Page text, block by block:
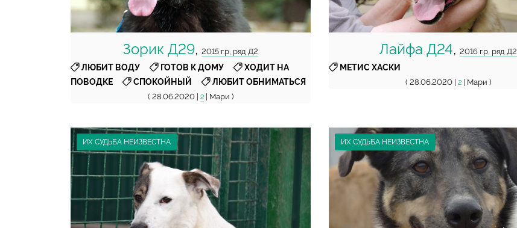
Зорик Д29, 2015 г.р, ряд Д2
ЛЮБИТ ВОДУ
ГОТОВ К ДОМУ
ХОДИТ НА
ПОВОДКЕ
СПОКОЙНЫЙ
ЛЮБИТ ОБНИМАТЬСЯ
( 28.06.2020 | 2| Мари )
Лайфа Д24,2016 г.р, ряд Д2
МЕТИС ХАСКИ
( 28.06.2020 |2 | Мари )
ИХ СУДЬБА НЕИЗВЕСТНА ИХ СУДЬБА НЕИЗВЕСТНА